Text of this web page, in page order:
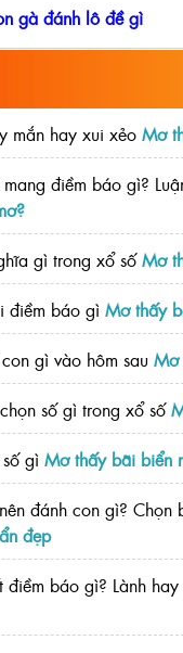
gà đánh lô đề gì
Mơ
Mơ
Mơ thấy
Mơ
Mơ thấy bãi biển
đẹp